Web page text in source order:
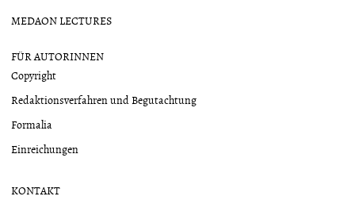
MEDAON LECTURES
FÜR AUTORINNEN
Copyright
Redaktionsverfahren und Begutachtung
Formalia
Einreichungen
KONTAKT